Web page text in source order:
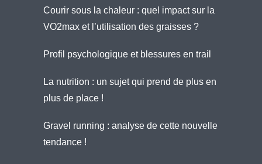
Courir sous la chaleur : quel impact sur la
VO2max et l’utilisation des graisses ?
Profil psychologique et blessures en trail
La nutrition : un sujet qui prend de plus en
plus de place !
Gravel running : analyse de cette nouvelle
tendance !